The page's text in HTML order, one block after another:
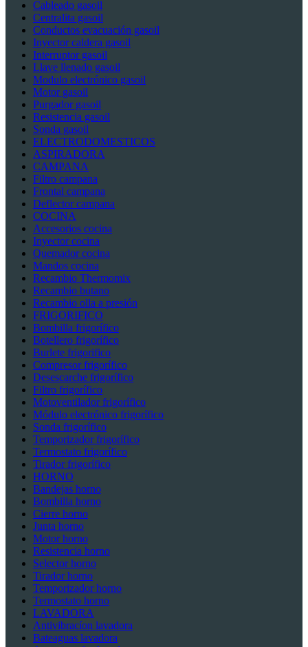
Cableado gasoil
Centralita gasoil
Conductos evacuación gasoil
Inyector caldera gasoil
Interruptor gasoil
Llave llenado gasoil
Modulo electrónico gasoil
Motor gasoil
Purgador gasoil
Resistencia gasoil
Sonda gasoil
ELECTRODOMESTICOS
ASPIRADORA
CAMPANA
Filtro campana
Frontal campana
Deflector campana
COCINA
Accesorios cocina
Inyector cocina
Quemador cocina
Mandos cocina
Recambio Thermomix
Recambio butano
Recambio olla a presión
FRIGORIFICO
Bombilla frigorífico
Botellero frigorífico
Burlete frigorifico
Compresor frigorífico
Desescarche frigorífico
Filtro frigorífico
Motoventilador frigorífico
Módulo electrónico frigorífico
Sonda frigorífico
Temporizador frigorífico
Termostato frigorífico
Tirador frigorífico
HORNO
Bandejas horno
Bombilla horno
Cierre horno
Junta horno
Motor horno
Resistencia horno
Selector horno
Tirador horno
Temporizador horno
Termostato horno
LAVADORA
Antivibracíon lavadora
Bateaguas lavadora